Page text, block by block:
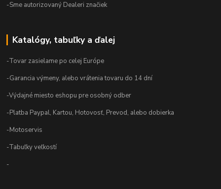
-Sme autorizovaný Dealeri značiek
Katalógy, tabuľky a ďalej
-Tovar zasielame po celej Európe
-Garancia výmeny, alebo vrátenia tovaru do 14 dní
-Výdajné miesto eshopu pre osobný odber
-Platba Paypal, Kartou, Hotovosť, Prevod, alebo dobierka
-Motoservis
-Tabuľky veľkostí
-